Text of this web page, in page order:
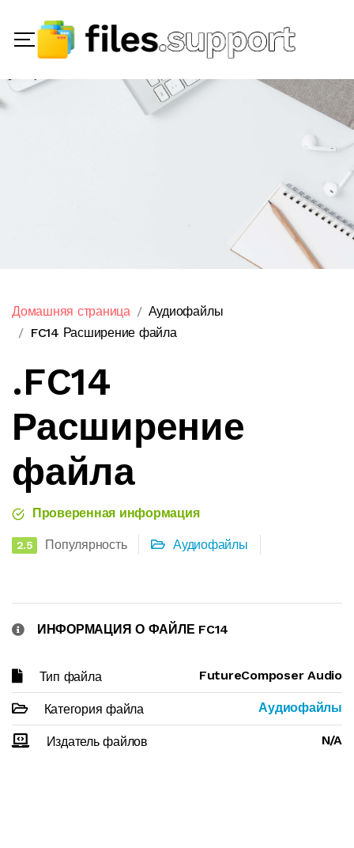
Домашняя страница
Аудиофайлы
FC14 Расширение файла
.FC14
Расширение
файла
Проверенная информация
2.5 Популярность Аудиофайлы
ИНФОРМАЦИЯ О ФАЙЛЕ FC14
Тип файла FutureComposer Audio
Категория файла Аудиофайлы
Издатель файлов N/A